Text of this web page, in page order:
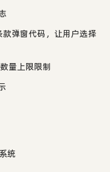
弹窗代码，让用户选择
量上限限制
统